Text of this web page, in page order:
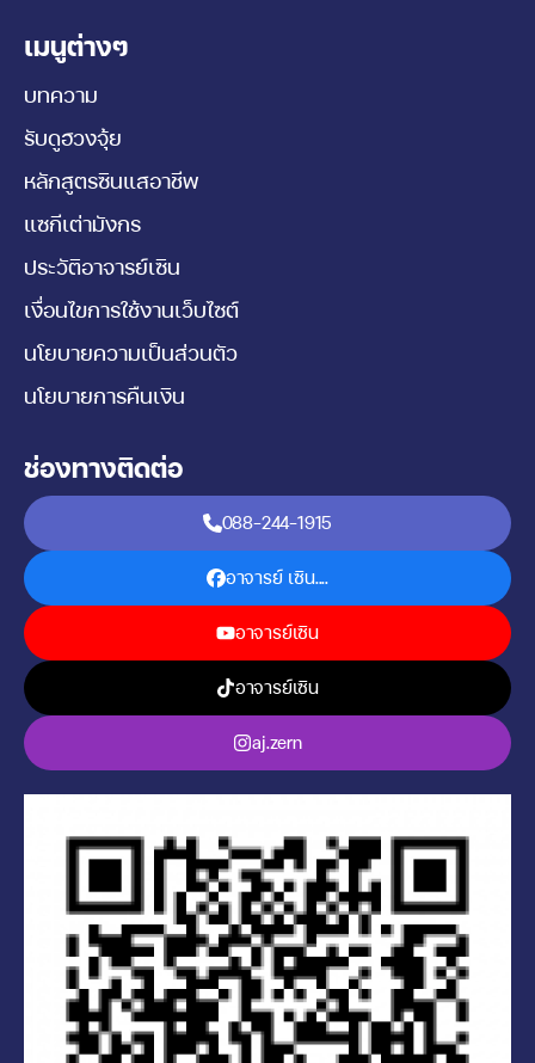
เมนูต่างๆ
บทความ
รับดูฮวงจุ้ย
หลักสูตรซินแสอาชีพ
แซกีเต่ามังกร
ประวัติอาจารย์เซิน
เงื่อนไขการใช้งานเว็บไซต์
นโยบายความเป็นส่วนตัว
นโยบายการคืนเงิน
ช่องทางติดต่อ
088-244-1915
อาจารย์ เซิน....
อาจารย์เซิน
อาจารย์เซิน
aj.zern